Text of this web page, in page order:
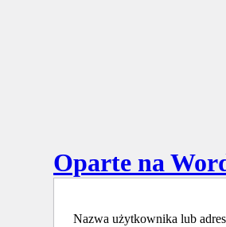
Oparte na
Nazwa użytkownika lub